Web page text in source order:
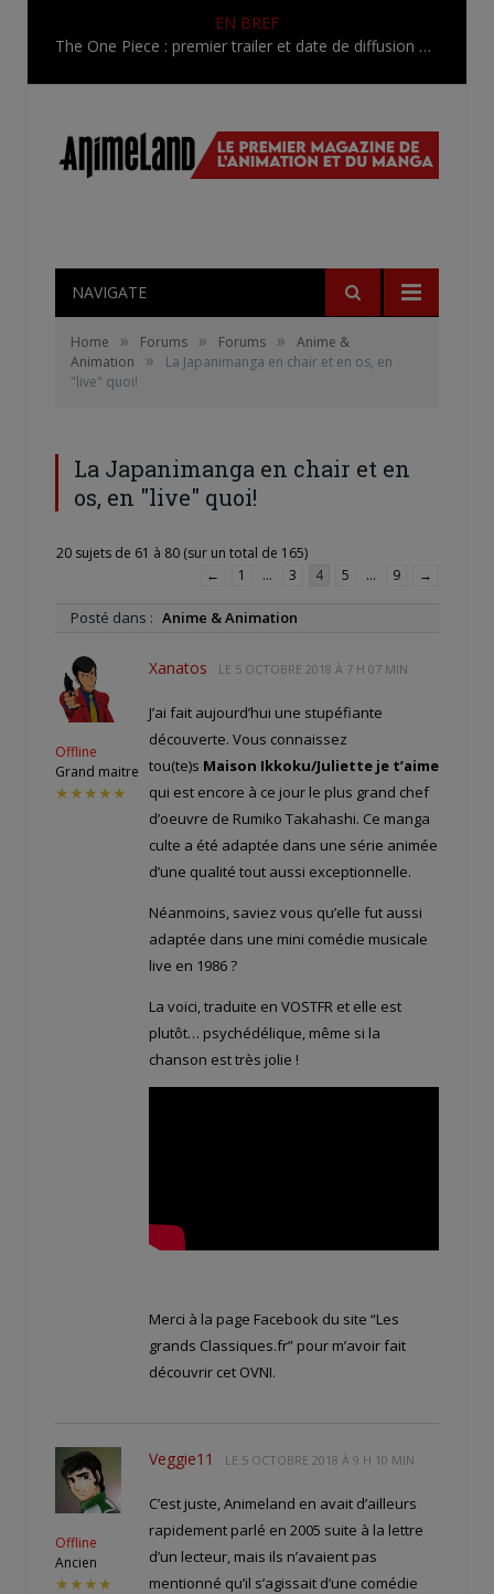
EN BREF
The One Piece : premier trailer et date de diffusion pour la version de WIT Studio !
NAVIGATE
Home » Forums » Forums »
Anime &
Animation
»
La Japanimanga en chair et en os, en
"live" quoi!
La Japanimanga en chair et en
os, en "live" quoi!
20 sujets de 61 à 80 (sur un total de 165)
←
1 … 3 4 5 … 9 →
Posté dans : Anime & Animation
Offline
Grand maitre
★★★★★
Xanatos LE 5 OCTOBRE 2018 À 7 H 07 MIN
J’ai fait aujourd’hui une stupéfiante
découverte. Vous connaissez
tou(te)s Maison Ikkoku/Juliette je t’aime
qui est encore à ce jour le plus grand chef
d’oeuvre de Rumiko Takahashi. Ce manga
culte a été adaptée dans une série animée
d’une qualité tout aussi exceptionnelle.
Néanmoins, saviez vous qu’elle fut aussi
adaptée dans une mini comédie musicale
live en 1986 ?
La voici, traduite en VOSTFR et elle est
plutôt… psychédélique, même si la
chanson est très jolie !
Merci à la page Facebook du site “Les
grands Classiques.fr” pour m’avoir fait
découvrir cet OVNI.
Offline
Ancien
★★★★
Veggie11 LE 5 OCTOBRE 2018 À 9 H 10 MIN
C’est juste, Animeland en avait d’ailleurs
rapidement parlé en 2005 suite à la lettre
d’un lecteur, mais ils n’avaient pas
mentionné qu’il s’agissait d’une comédie